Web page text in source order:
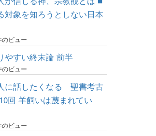
対象を知ろうとしない日本
ビュー
やすい終末論 前半
ビュー
に話したくなる 聖書考古
回 羊飼いは蔑まれてい
ビュー